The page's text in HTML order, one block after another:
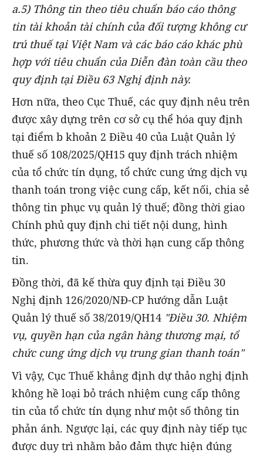
a.5) Thông tin theo tiêu chuẩn báo cáo thông
tin tài khoản tài chính của đối tượng không cư
trú thuế tại Việt Nam và các báo cáo khác phù
hợp với tiêu chuẩn của Diễn đàn toàn cầu theo
quy định tại Điều 63 Nghị định này.
Hơn nữa, theo Cục Thuế, các quy định nêu trên
được xây dựng trên cơ sở cụ thể hóa quy định
tại điểm b khoản 2 Điều 40 của Luật Quản lý
thuế số 108/2025/QH15 quy định trách nhiệm
của tổ chức tín dụng, tổ chức cung ứng dịch vụ
thanh toán trong việc cung cấp, kết nối, chia sẻ
thông tin phục vụ quản lý thuế; đồng thời giao
Chính phủ quy định chi tiết nội dung, hình
thức, phương thức và thời hạn cung cấp thông
tin.
Đồng thời, đã kế thừa quy định tại Điều 30
Nghị định 126/2020/NĐ-CP hướng dẫn Luật
Quản lý thuế số 38/2019/QH14 "Điều 30. Nhiệm
vụ, quyền hạn của ngân hàng thương mại, tổ
chức cung ứng dịch vụ trung gian thanh toán"
Vì vậy, Cục Thuế khẳng định dự thảo nghị định
không hề loại bỏ trách nhiệm cung cấp thông
tin của tổ chức tín dụng như một số thông tin
phản ánh. Ngược lại, các quy định này tiếp tục
được duy trì nhằm bảo đảm thực hiện đúng